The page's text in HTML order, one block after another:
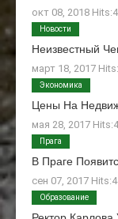
окт 08, 2018
Неизвестный
март 18, 2017
Новости
Цены На
мая 28, 2017
Экономика
В Праге
сен 07, 2017
Прага
Образование